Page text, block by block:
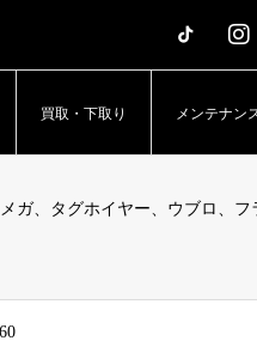
買取・下取り メンテナン
ガ、タグホイヤー、ウブロ、